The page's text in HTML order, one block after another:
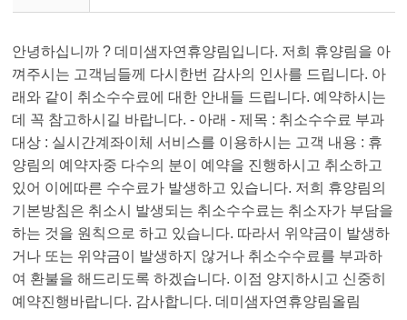
안녕하십니까 ? 데미샘자연휴양림입니다. 저희 휴양림을 아
껴주시는 고객님들께 다시한번 감사의 인사를 드립니다. 아
래와 같이 취소수수료에 대한 안내들 드립니다. 예약하시는
데 꼭 참고하시길 바랍니다. - 아래 - 제목 : 취소수수료 부과
대상 : 실시간계좌이체 서비스를 이용하시는 고객 내용 : 휴
양림의 예약자중 다수의 분이 예약을 진행하시고 취소하고
있어 이에따른 수수료가 발생하고 있습니다. 저희 휴양림의
기본방침은 취소시 발생되는 취소수수료는 취소자가 부담을
하는 것을 원칙으로 하고 있습니다. 따라서 위약금이 발생하
거나 또는 위약금이 발생하지 않거나 취소수수료를 부과하
여 환불을 해드리도록 하겠습니다. 이점 양지하시고 신중히
예약진행바랍니다. 감사합니다. 데미샘자연휴양림올림